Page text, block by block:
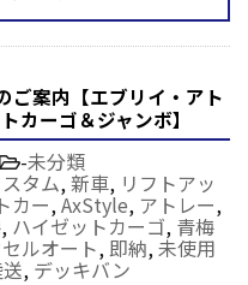
ご案内【エブリイ・アト
カーゴ＆ジャンボ】
-未分類
タム,新車, リフトアッ
カー,AxStyle, アトレー,
, ハイゼットカーゴ, 青梅
ルオート,即納,未使用
, デッキバン